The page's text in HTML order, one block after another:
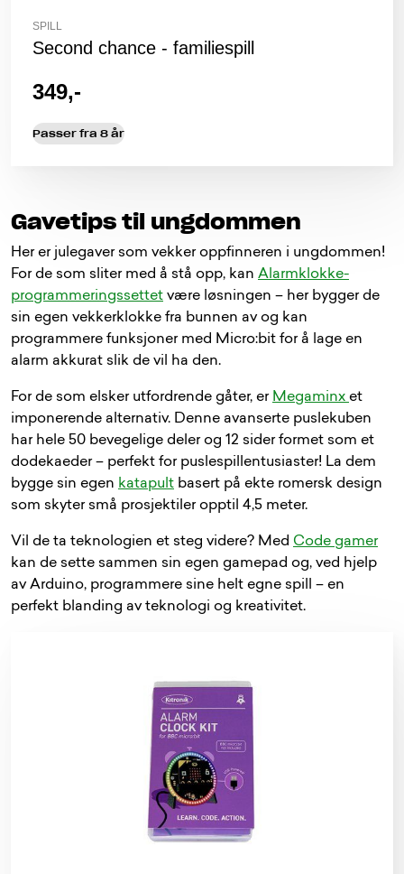
SPILL
Second chance - familiespill
349,-
Passer fra 8 år
Gavetips til ungdommen
Her er julegaver som vekker oppfinneren i ungdommen!
For de som sliter med å stå opp, kan Alarmklokke-
programmeringssettet være løsningen – her bygger de
sin egen vekkerklokke fra bunnen av og kan
programmere funksjoner med Micro:bit for å lage en
alarm akkurat slik de vil ha den.
For de som elsker utfordrende gåter, er Megaminx et
imponerende alternativ. Denne avanserte puslekuben
har hele 50 bevegelige deler og 12 sider formet som et
dodekaeder – perfekt for puslespillentusiaster! La dem
bygge sin egen katapult basert på ekte romersk design
som skyter små prosjektiler opptil 4,5 meter.
Vil de ta teknologien et steg videre? Med Code gamer
kan de sette sammen sin egen gamepad og, ved hjelp
av Arduino, programmere sine helt egne spill – en
perfekt blanding av teknologi og kreativitet.